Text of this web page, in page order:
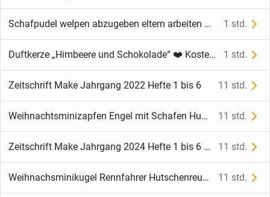
Schafpudel welpen abzugeben eltern arbeiten an schafherden 1 std.
Duftkerze „Himbeere und Schokolade“ ❤️ Kostenloser Versand ❤️ 1 std.
Zeitschrift Make Jahrgang 2022 Hefte 1 bis 6 11 std.
Weihnachtsminizapfen Engel mit Schafen Hutschenreuther Porzellan 11 std.
Zeitschrift Make Jahrgang 2024 Hefte 1 bis 6 und Sonderheft 11 std.
Weihnachsminikugel Rennfahrer Hutschenreuther Porzellan 11 std.